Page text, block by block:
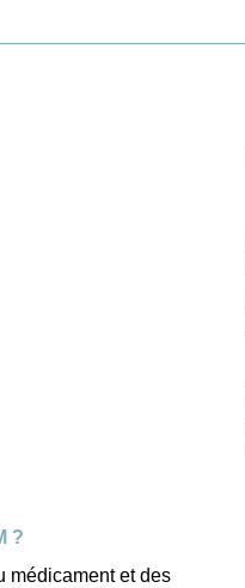
?
médicament et des